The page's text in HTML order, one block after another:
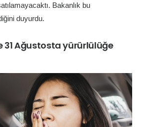
Bakanlık bu
duyurdu.
31 Ağustosta yürürlülüğe